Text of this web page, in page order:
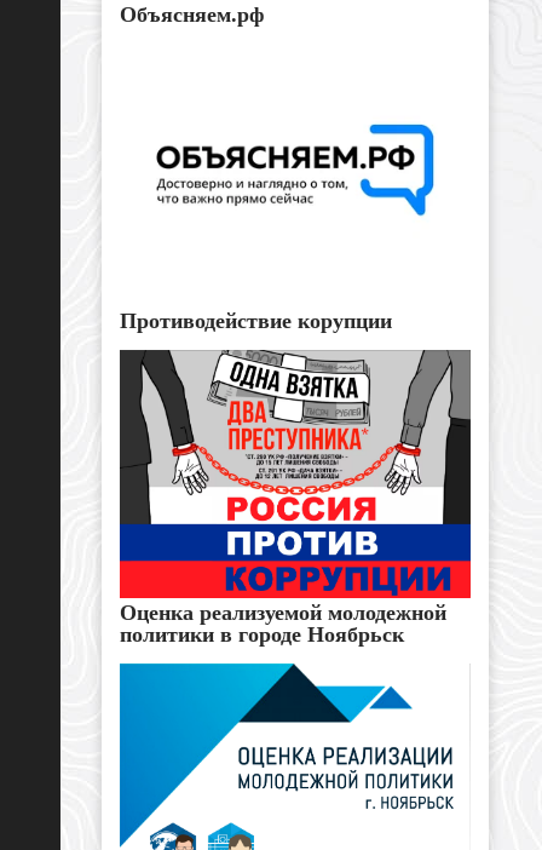
Объясняем.рф
Противодействие корупции
Оценка реализуемой молодежной
политики в городе Ноябрьск